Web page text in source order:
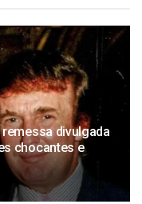
divulgada
chocantes e